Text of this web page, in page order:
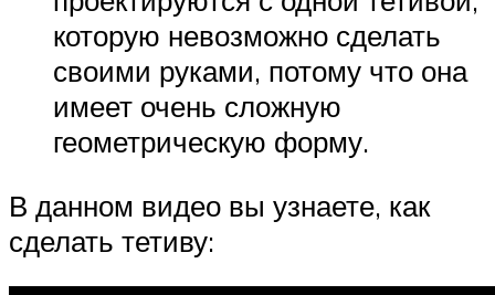
которую невозможно сделать
своими руками, потому что она
имеет очень сложную
геометрическую форму.
В данном видео вы узнаете, как
сделать тетиву: